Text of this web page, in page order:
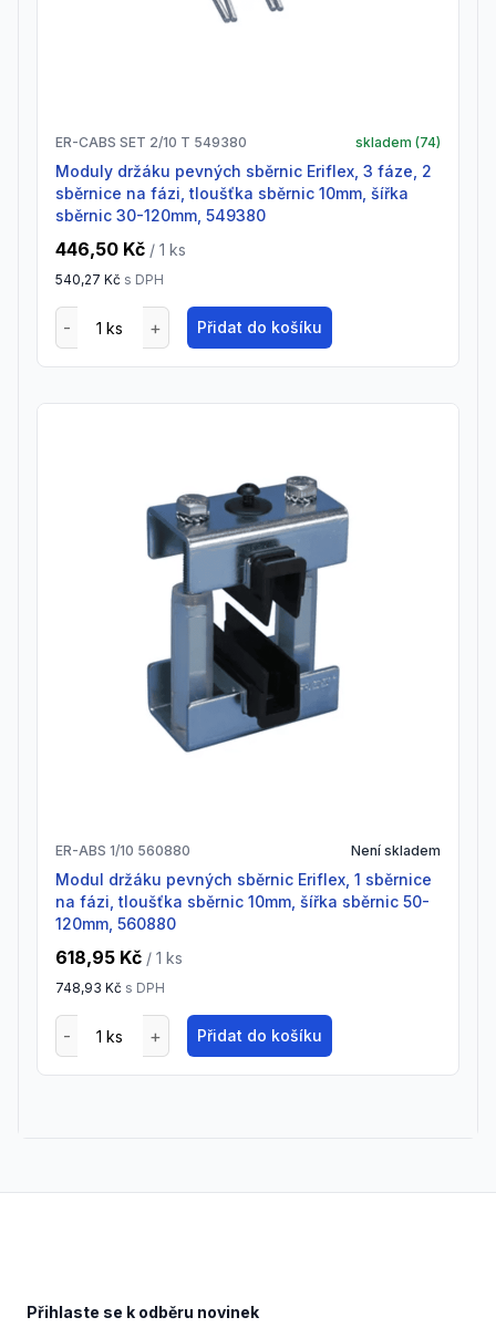
ER-CABS SET 2/10 T 549380 skladem (74)
Moduly držáku pevných sběrnic Eriflex, 3 fáze, 2
sběrnice na fázi, tloušťka sběrnic 10mm, šířka
sběrnic 30-120mm, 549380
446,50 Kč / 1 ks
540,27 Kč s DPH
Přidat do košíku
ER-ABS 1/10 560880 Není skladem
Modul držáku pevných sběrnic Eriflex, 1 sběrnice
na fázi, tloušťka sběrnic 10mm, šířka sběrnic 50-
120mm, 560880
618,95 Kč / 1 ks
748,93 Kč s DPH
Přidat do košíku
Přihlaste se k odběru novinek